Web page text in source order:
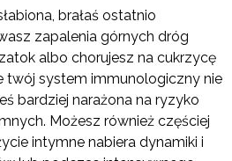
brałaś ostatnio
zapalenia górnych dróg
albo chorujesz na cukrzycę
twój system immunologiczny nie
bardziej narażona na ryzyko
Możesz również częściej
intymne nabiera dynamiki i